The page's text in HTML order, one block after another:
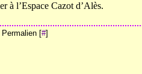
à l’Espace Cazot d’Alès.
Permalien [#]